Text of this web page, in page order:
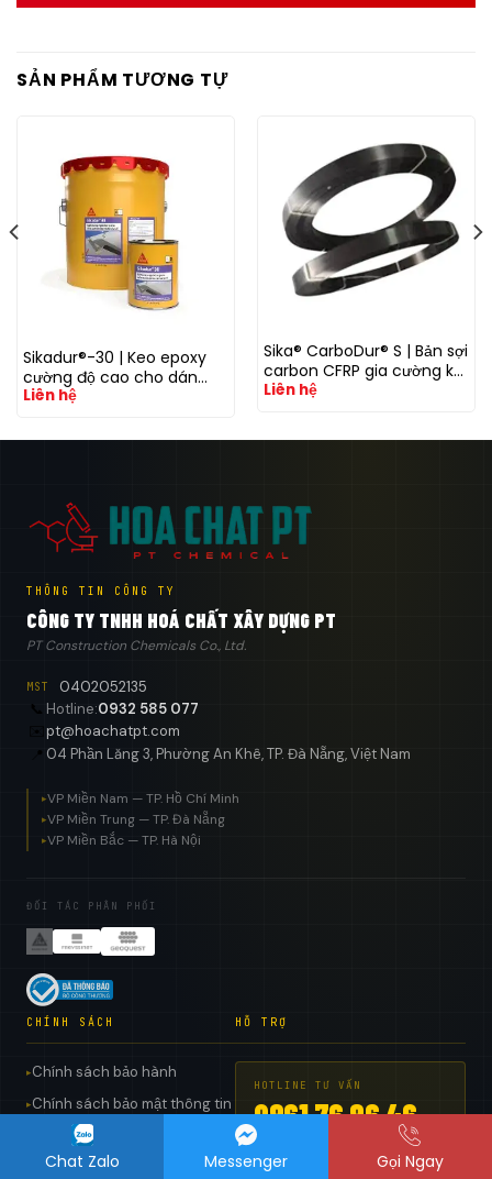
SẢN PHẨM TƯƠNG TỰ
Sikadur®-30 | Keo epoxy
cường độ cao cho dán
thép và tăng cường khả
Liên hệ
Sika® CarboDur® S | Bản sợi
carbon CFRP gia cường kết
cấu bê tông, thép và công
Liên hệ
THÔNG TIN CÔNG TY
CÔNG TY TNHH HOÁ CHẤT XÂY DỰNG PT
PT Construction Chemicals Co., Ltd.
MST
0402052135
📞 Hotline:0932 585 077
pt@hoachatpt.com
📍 04 Phần Lăng 3, Phường An Khê, TP. Đà Nẵng, Việt Nam
▸VP Miền Nam — TP. Hồ Chí Minh
▸VP Miền Trung — TP. Đà Nẵng
▸VP Miền Bắc — TP. Hà Nội
ĐỐI TÁC PHÂN PHỐI
CHÍNH SÁCH
▸Chính sách bảo hành
▸Chính sách bảo mật thông tin
Chính sách kiểm hàng, đổi trả
Chính sách vận chuyển giao
HỖ TRỢ
HOTLINE TƯ VẤN
0961 76 96 46
Chat Zalo Messenger Gọi Ngay